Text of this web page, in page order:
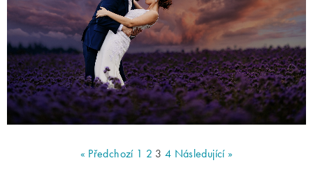
« Předchozí 1 2 3 4 Následující »